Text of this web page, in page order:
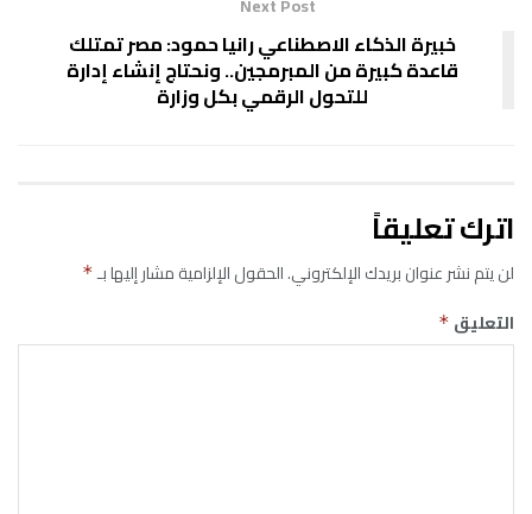
خبيرة الذكاء الاصطناعي رانيا حمود: مصر تمتلك
قاعدة كبيرة من المبرمجين.. ونحتاج إنشاء إدارة
للتحول الرقمي بكل وزارة
اترك تعليقاً
لن يتم نشر عنوان بريدك الإلكتروني.الحقول الإلزامية مشار إليها بـ*
التعليق *